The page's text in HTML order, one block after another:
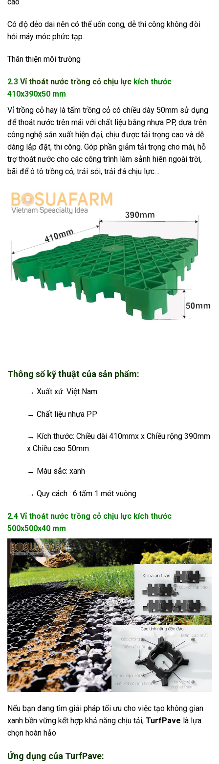
cao
Có độ dẻo dai nên có thể uốn cong, dễ thi công không đòi
hỏi máy móc phức tạp.
Thân thiện môi trường
2.3 Vỉ thoát nước trồng cỏ chịu lực kích thước
410x390x50 mm
Vỉ trồng cỏ hay là tấm trồng cỏ có chiều dày 50mm sử dụng
để thoát nước trên mái với chất liệu bằng nhựa PP, dựa trên
công nghệ sản xuất hiện đại, chịu được tải trọng cao và dễ
dàng lắp đặt, thi công. Góp phần giảm tải trọng cho mái, hỗ
trợ thoát nước cho các công trình làm sảnh hiên ngoài trời,
bãi để ô tô trồng cỏ, trải sỏi, trải đá chịu lực…
Thông số kỹ thuật của sản phẩm:
→ Xuất xứ: Việt Nam
→ Chất liệu nhựa PP
→ Kích thước: Chiều dài 410mmx x Chiều rộng 390mm
x Chiều cao 50mm
→ Màu sắc: xanh
→ Quy cách : 6 tấm 1 mét vuông
2.4 Vỉ thoát nước trồng cỏ chịu lực kích thước
500x500x40 mm
Nếu bạn đang tìm giải pháp tối ưu cho việc tạo không gian
xanh bền vững kết hợp khả năng chịu tải, TurfPave là lựa
chọn hoàn hảo
Ứng dụng của TurfPave: